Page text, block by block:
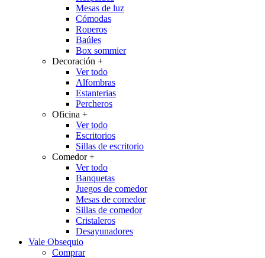
Mesas de luz
Cómodas
Roperos
Baúles
Box sommier
Decoración +
Ver todo
Alfombras
Estanterias
Percheros
Oficina +
Ver todo
Escritorios
Sillas de escritorio
Comedor+
Ver todo
Banquetas
Juegos de comedor
Mesas de comedor
Sillas de comedor
Cristaleros
Desayunadores
Vale Obsequio
Comprar